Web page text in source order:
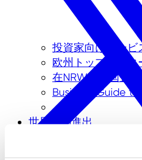
投資家向けサービ
欧州トップのスタ
在NRW州外国企業
Business Guide
世界への進出